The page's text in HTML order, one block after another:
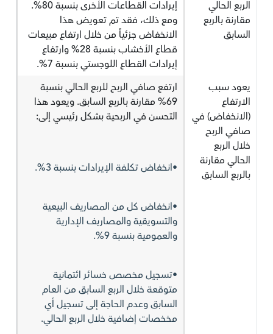
الربع الحالي
مقارنة بالربع
السابق
إيرادات القطاعات الأخرى بنسبة 80%.
ومع ذلك، فقد تم تعويض هذا
الانخفاض جزئياً من خلال ارتفاع مبيعات
قطاع الأخشاب بنسبة 28% وارتفاع
إيرادات القطاع اللوجستي بنسبة 7%.
يعود سبب
الارتفاع
(الانخفاض) في
صافي الربح
خلال الربع
الحالي مقارنة
بالربع السابق
ارتفع صافي الربح للربع الحالي بنسبة
69% مقارنة بالربع السابق. ويعود هذا
التحسن في الربحية بشكل رئيسي إلى:
•انخفاض تكلفة الإيرادات بنسبة 3%.
•انخفاض كل من المصاريف البيعية
والتسويقية والمصاريف الإدارية
والعمومية بنسبة 9%.
•تسجيل مخصص خسائر ائتمانية
متوقعة خلال الربع السابق من العام
السابق وعدم الحاجة إلى تسجيل أي
مخخصات إضافية خلال الربع الحالي.